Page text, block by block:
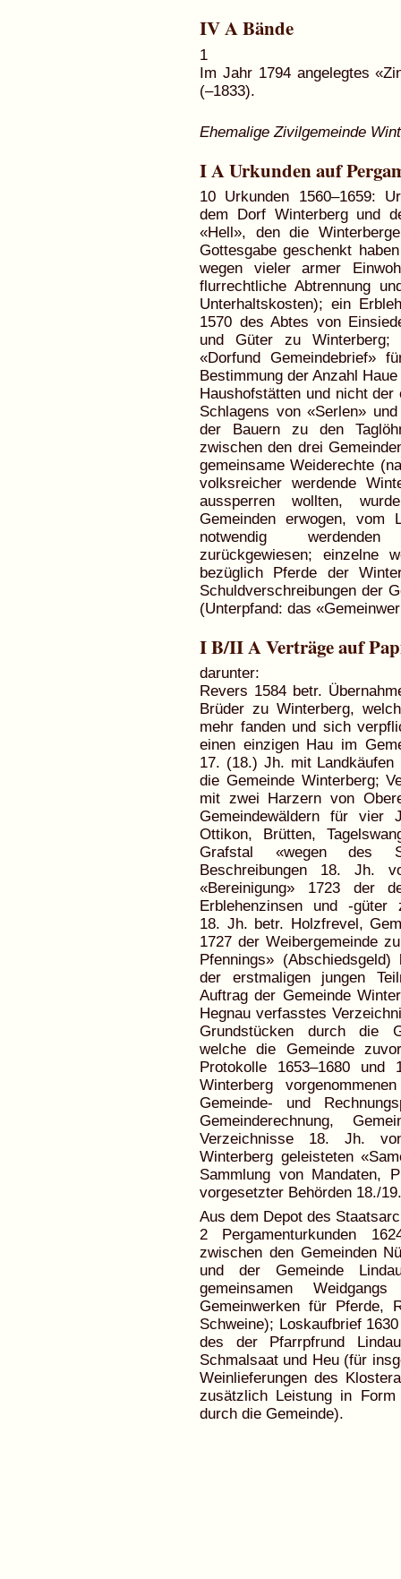
IV A Bände
1
Im Jahr 1794 angelegtes
(–1833).
Ehemalige Zivilgemeinde
I A Urkunden auf
10 Urkunden 1560–1659:
dem Dorf Winterberg und
«Hell», den die
Gottesgabe geschenkt
wegen vieler armer
flurrechtliche Abtrennung
Unterhaltskosten); ein
1570 des Abtes von
und Güter zu
«Dorfund Gemeindebrief»
Bestimmung der Anzahl
Haushofstätten und nicht
Schlagens von «Serlen»
der Bauern zu den
zwischen den drei
gemeinsame Weiderechte
volksreicher werdende
aussperren wollten,
Gemeinden erwogen, vom
notwendig werdenden
zurückgewiesen; einzelne
bezüglich Pferde der
Schuldverschreibungen der
(Unterpfand: das
I B/II A Verträge auf
darunter:
Revers 1584 betr.
Brüder zu Winterberg,
mehr fanden und sich
einen einzigen Hau im
17. (18.) Jh. mit Landkäufen
die Gemeinde Winterberg;
mit zwei Harzern von
Gemeindewäldern für vier
Ottikon, Brütten,
Grafstal «wegen des
Beschreibungen 18. Jh.
«Bereinigung» 1723 der
Erblehenzinsen und -güter
18. Jh. betr. Holzfrevel,
1727 der Weibergemeinde
Pfennings»
der erstmaligen jungen
Auftrag der Gemeinde
Hegnau verfasstes
Grundstücken durch die
welche die Gemeinde
Protokolle 1653–1680 und
Winterberg
Gemeinde- und
Gemeinderechnung,
Verzeichnisse 18. Jh.
Winterberg geleisteten
Sammlung von Mandaten,
vorgesetzter Behörden 18./
Aus dem Depot des
2 Pergamenturkunden
zwischen den Gemeinden
und der Gemeinde
gemeinsamen
Gemeinwerken für Pferde,
Schweine); Loskaufbrief
des der Pfarrpfrund
Schmalsaat und Heu (für
Weinlieferungen des
zusätzlich Leistung in
durch die Gemeinde).